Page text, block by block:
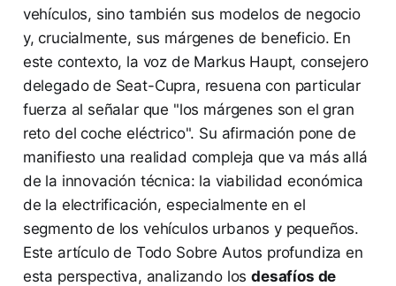
vehículos, sino también sus modelos de negocio
y, crucialmente, sus márgenes de beneficio. En
este contexto, la voz de Markus Haupt, consejero
delegado de Seat-Cupra, resuena con particular
fuerza al señalar que "los márgenes son el gran
reto del coche eléctrico". Su afirmación pone de
manifiesto una realidad compleja que va más allá
de la innovación técnica: la viabilidad económica
de la electrificación, especialmente en el
segmento de los vehículos urbanos y pequeños.
Este artículo de Todo Sobre Autos profundiza en
esta perspectiva, analizando losdesafíos de